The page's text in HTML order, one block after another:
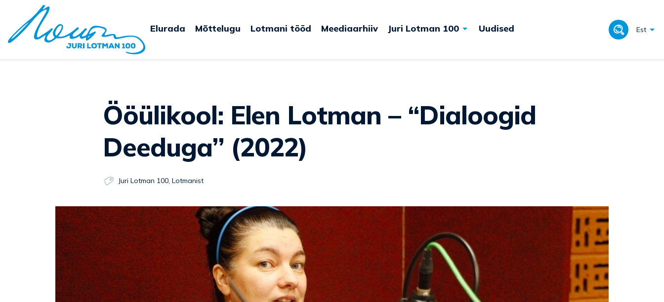
Elurada Mõttelugu Lotmani tööd Meediaarhiiv Juri Lotman 100 Uudised Est
Ööülikool: Elen Lotman – “Dialoogid
Deeduga” (2022)
Juri Lotman 100, Lotmanist